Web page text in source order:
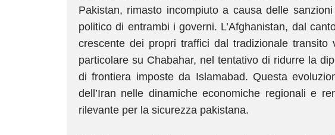
Pakistan, rimasto incompiuto a causa delle
politico di entrambi i governi. L’Afghanistan, dal
crescente dei propri traffici dal tradizionale
particolare su Chabahar, nel tentativo di ridurre la
di frontiera imposte da Islamabad. Questa
dell’Iran nelle dinamiche economiche regionali e
rilevante per la sicurezza pakistana.